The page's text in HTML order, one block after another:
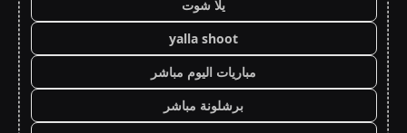
يلا شوت
yalla shoot
مباريات اليوم مباشر
برشلونة مباشر